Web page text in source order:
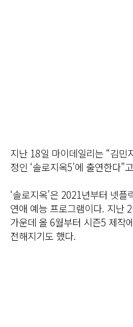
지난 18일 마이데일리는 “김민
정인 ‘솔로지옥5’에 출연한다”
‘솔로지옥’은 2021년부터 넷
연애 예능 프로그램이다. 지난
가운데 올 6월부터 시즌5 제작
전해지기도 했다.